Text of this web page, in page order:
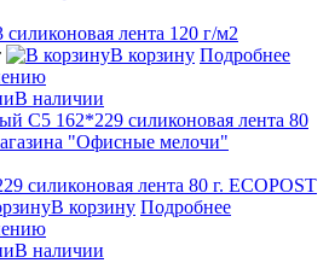
лента 120 г/м2
В корзину Подробнее
В наличии
силиконовая лента 80 г. ECOPOST
В корзину Подробнее
В наличии